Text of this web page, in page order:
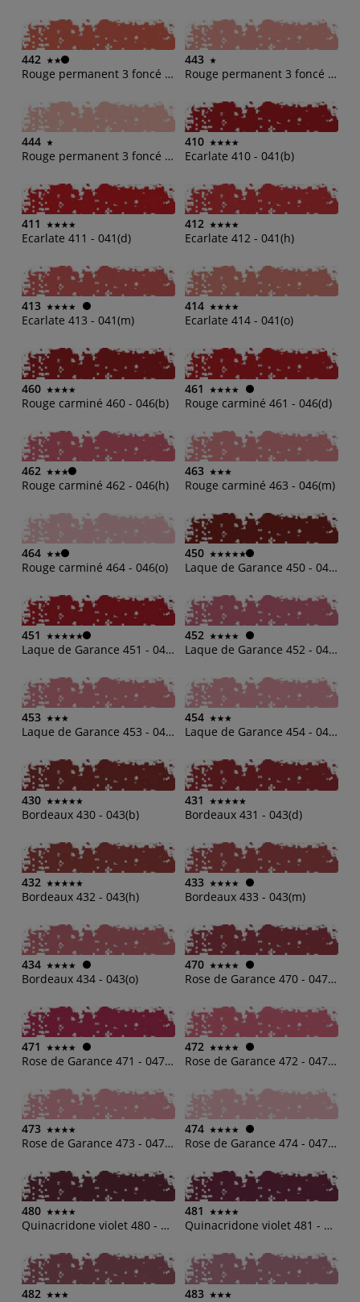
442
Rouge permanent 3 foncé 442 - 044(h)
443
Rouge permanent 3 foncé 443 - 044(m)
444
Rouge permanent 3 foncé 444 - 044(o)
410
Ecarlate 410 - 041(b)
411
Ecarlate 411 - 041(d)
412
Ecarlate 412 - 041(h)
413
Ecarlate 413 - 041(m)
414
Ecarlate 414 - 041(o)
460
Rouge carminé 460 - 046(b)
461
Rouge carminé 461 - 046(d)
462
Rouge carminé 462 - 046(h)
463
Rouge carminé 463 - 046(m)
464
Rouge carminé 464 - 046(o)
450
Laque de Garance 450 - 045(b)
451
Laque de Garance 451 - 045(d)
452
Laque de Garance 452 - 045(h)
453
Laque de Garance 453 - 045(m)
454
Laque de Garance 454 - 045(o)
430
Bordeaux 430 - 043(b)
431
Bordeaux 431 - 043(d)
432
Bordeaux 432 - 043(h)
433
Bordeaux 433 - 043(m)
434
Bordeaux 434 - 043(o)
470
Rose de Garance 470 - 047(b)
471
Rose de Garance 471 - 047(d)
472
Rose de Garance 472 - 047(h)
473
Rose de Garance 473 - 047(m)
474
Rose de Garance 474 - 047(o)
480
Quinacridone violet 480 - 048(b)
481
Quinacridone violet 481 - 048(d)
482
483